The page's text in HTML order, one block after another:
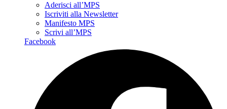
Aderisci all’MPS
Iscriviti alla Newsletter
Manifesto MPS
Scrivi all’MPS
Facebook